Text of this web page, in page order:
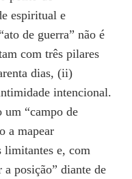
espiritual e
de guerra” não é
com três pilares
dias, (ii)
intencional.
um “campo de
a mapear
limitantes e, com
posição” diante de